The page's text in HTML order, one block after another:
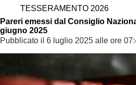
TESSERAMENTO 2026
Pareri emessi dal Consiglio
giugno 2025
Pubblicato il 6 luglio 2025 alle ore